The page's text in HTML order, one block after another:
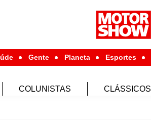
Gente Planeta Esportes
COLUNISTAS CLÁSSICOS